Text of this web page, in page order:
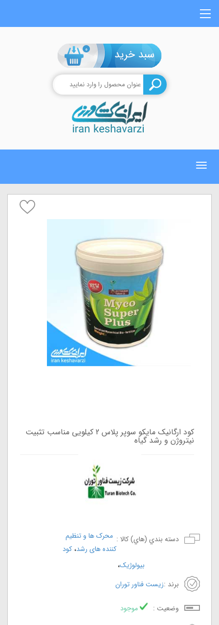
0
Toggle
کود ارگانیک مایکو سوپر پلاس 2 کیلویی مناسب تثبیت
نیتروژن و رشد گیاه
دسته بندي (هاي) کالا : محرک ها و تنظیم
کننده های رشد،کود
بیولوژیک،
برند :زیست فناور توران
وضعيت : موجود